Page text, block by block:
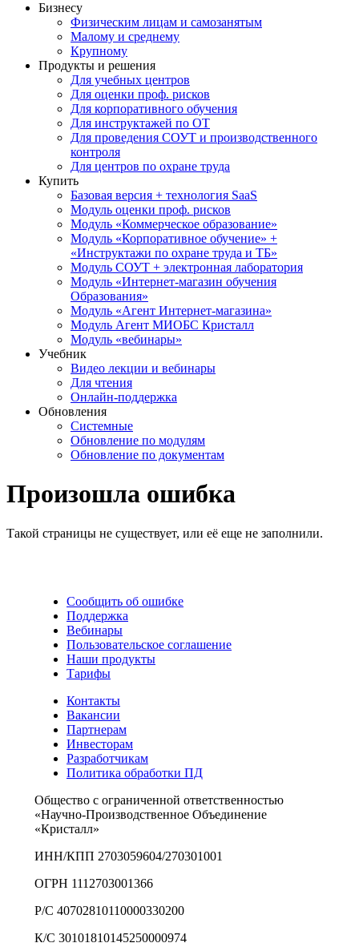
Бизнесу
Физическим лицам и самозанятым
Малому и среднему
Крупному
Продукты и решения
Для учебных центров
Для оценки проф. рисков
Для корпоративного обучения
Для инструктажей по ОТ
Для проведения СОУТ и производственного
контроля
Для центров по охране труда
Купить
Базовая версия + технология SaaS
Модуль оценки проф. рисков
Модуль «Коммерческое образование»
Модуль «Корпоративное обучение» +
«Инструктажи по охране труда и ТБ»
Модуль СОУТ + электронная лаборатория
Модуль «Интернет-магазин обучения
Образования»
Модуль «Агент Интернет-магазина»
Модуль Агент МИОБС Кристалл
Модуль «вебинары»
Учебник
Видео лекции и вебинары
Для чтения
Онлайн-поддержка
Обновления
Системные
Обновление по модулям
Обновление по документам
Произошла ошибка
Такой страницы не существует, или её еще не заполнили.
Сообщить об ошибке
Поддержка
Вебинары
Пользовательское соглашение
Наши продукты
Тарифы
Контакты
Вакансии
Партнерам
Инвесторам
Разработчикам
Политика обработки ПД
Общество с ограниченной ответственностью
«Научно-Производственное Объединение
«Кристалл»
ИНН/КПП 2703059604/270301001
ОГРН 1112703001366
Р/С 40702810110000330200
К/С 30101810145250000974